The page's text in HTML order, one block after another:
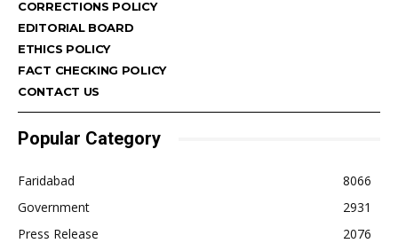
CORRECTIONS POLICY
EDITORIAL BOARD
ETHICS POLICY
FACT CHECKING POLICY
CONTACT US
Popular Category
Faridabad
8066
Government
2931
Press Release
2076